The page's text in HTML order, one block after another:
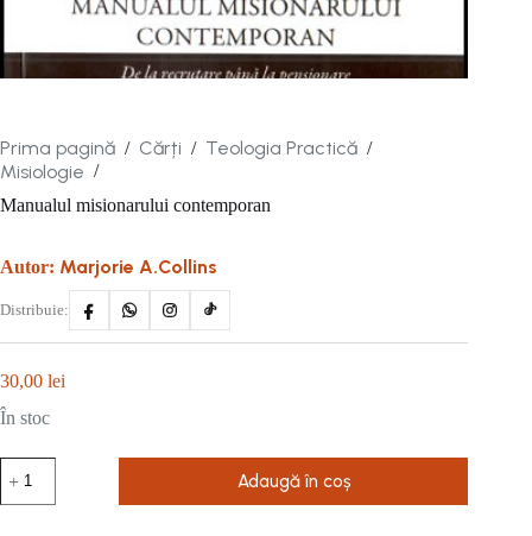
Prima pagină / Cărți / Teologia Practică /
Misiologie /
Manualul misionarului contemporan
Autor: Marjorie A.Collins
Distribuie:
30,00 lei
În stoc
Manualul
misionarului
Adaugă în coș